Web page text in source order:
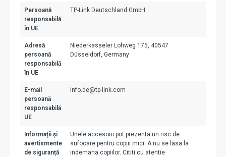
Persoană
responsabilă
în UE
TP-Link Deutschland GmbH
Adresă
persoană
responsabilă
în UE
Niederkasseler Lohweg 175, 40547
Düsseldorf, Germany
E-mail
persoană
responsabilă
UE
info.de@tp-link.com
Informații și
avertismente
de siguranță
Unele accesorii pot prezenta un risc de
sufocare pentru copiii mici. A nu se lasa la
indemana copiilor. Cititi cu atentie